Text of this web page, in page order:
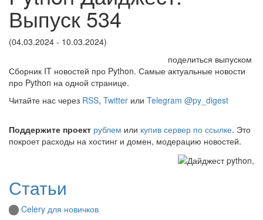
Выпуск 534
(04.03.2024 - 10.03.2024)
поделиться выпуском
Сборник IT новостей про Python. Самые актуальные новости
про Python на одной странице.
Читайте нас через RSS, Twitter или Telegram @py_digest
Поддержите проект рублем или купив сервер по ссылке. Это
покроет расходы на хостинг и домен, модерацию новостей.
Статьи
Celery для новичков